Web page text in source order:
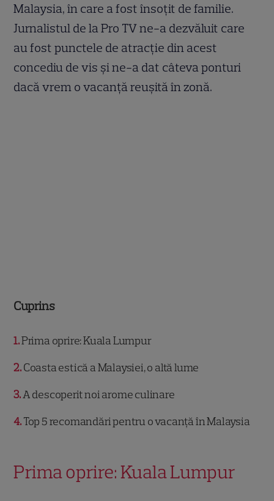
Malaysia, în care a fost însoțit de familie.
Jurnalistul de la Pro TV ne-a dezvăluit care
au fost punctele de atracție din acest
concediu de vis și ne-a dat câteva ponturi
dacă vrem o vacanță reușită în zonă.
Cuprins
1 Prima oprire: Kuala Lumpur
2 Coasta estică a Malaysiei, o altă lume
3 A descoperit noi arome culinare
4 Top 5 recomandări pentru o vacanță în Malaysia
Prima oprire: Kuala Lumpur